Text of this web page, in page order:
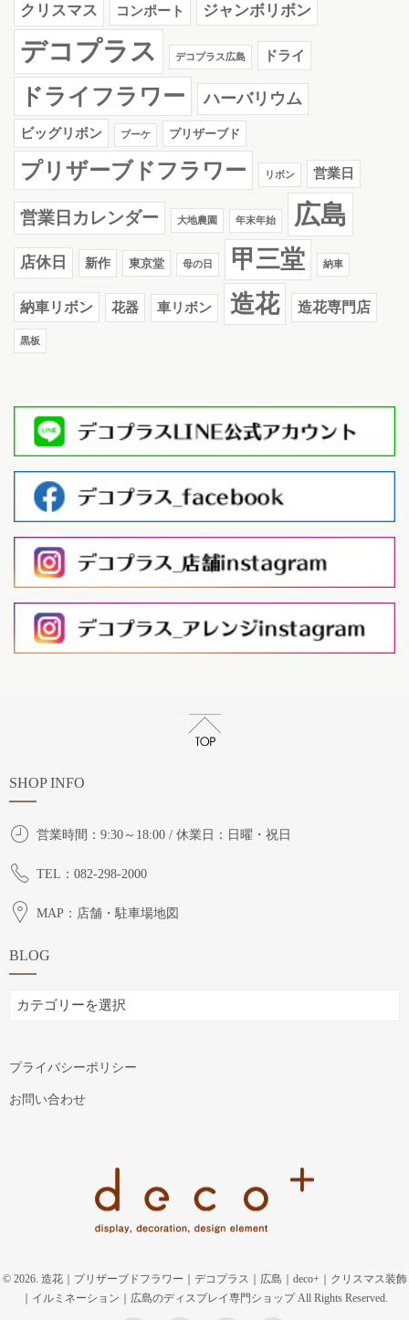
クリスマス コンポート ジャンボリボン
デコプラス デコプラス広島 ドライ
ドライフラワー ハーバリウム
ビッグリボン ブーケ プリザーブド
プリザーブドフラワー リボン 営業日
営業日カレンダー 大地農園 年末年始 広島
店休日 新作 東京堂 母の日 甲三堂 納車
納車リボン 花器 車リボン 造花 造花専門店
黒板
SHOP INFO
営業時間：9:30～18:00 / 休業日：日曜・祝日
TEL：082-298-2000
MAP：店舗・駐車場地図
BLOG
BLOG
プライバシーポリシー
お問い合わせ
© 2026. 造花｜プリザーブドフラワー｜デコプラス｜広島｜deco+｜クリスマス装飾
｜イルミネーション｜広島のディスプレイ専門ショップ All Rights Reserved.